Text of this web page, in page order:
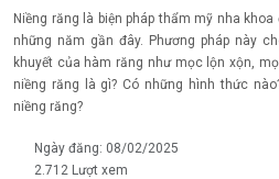
Niềng răng là biện pháp thẩm mỹ nha
những năm gần đây. Phương pháp này
khuyết của hàm răng như mọc lộn xộn,
niềng răng là gì? Có những hình thức
niềng răng?
Ngày đăng: 08/02/2025
2.712 Lượt xem